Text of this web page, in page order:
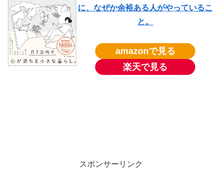
に、なぜか余裕ある人がやっているこ
と。
amazonで見る
楽天で見る
スポンサーリンク